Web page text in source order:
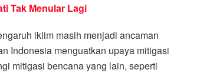
Tak Menular Lagi
iklim masih menjadi ancaman
Indonesia menguatkan upaya mitigasi
mitigasi bencana yang lain, seperti